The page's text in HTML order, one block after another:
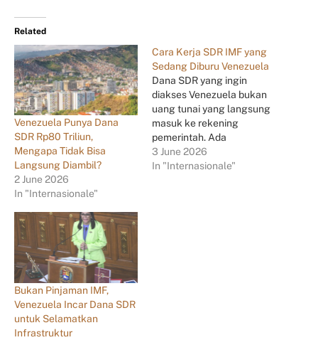
Related
Venezuela Punya Dana
SDR Rp80 Triliun,
Mengapa Tidak Bisa
Langsung Diambil?
2 June 2026
In "Internasionale"
Cara Kerja SDR IMF yang
Sedang Diburu Venezuela
Dana SDR yang ingin
diakses Venezuela bukan
uang tunai yang langsung
masuk ke rekening
pemerintah. Ada
mekanisme khusus
sebelum aset tersebut
3 June 2026
In "Internasionale"
Bukan Pinjaman IMF,
Venezuela Incar Dana SDR
untuk Selamatkan
Infrastruktur